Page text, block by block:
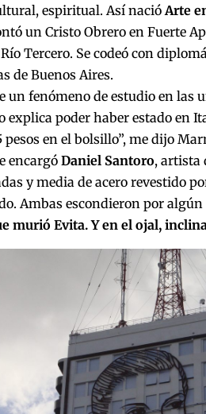
espiritual. Así nació Arte
un Cristo Obrero en Fuerte
Tercero. Se codeó con
de Buenos Aires.
un fenómeno de estudio en las
explica poder haber estado en
en el bolsillo”, me dijo
encargó Daniel Santoro, artista
y media de acero revestido
Ambas escondieron por algún
murió Evita. Y en el ojal,